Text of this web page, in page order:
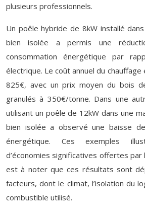
plusieurs professionnels.
Un poêle hybride de 8kW installé
bien isolée a permis une
consommation énergétique par
électrique. Le coût annuel du
825€, avec un prix moyen du bois
granulés à 350€/tonne. Dans une
utilisant un poêle de 12kW dans une
bien isolée a observé une baisse
énergétique. Ces exemples
d’économies significatives offertes
est à noter que ces résultats sont
facteurs, dont le climat, l’isolation du
combustible utilisé.